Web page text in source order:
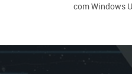
com Windows